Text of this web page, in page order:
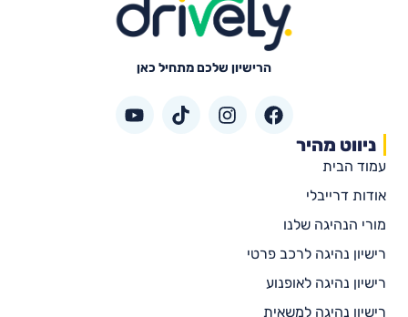
הרישיון שלכם מתחיל כאן
ניווט מהיר
עמוד הבית
אודות דרייבלי
מורי הנהיגה שלנו
רישיון נהיגה לרכב פרטי
רישיון נהיגה לאופנוע
רישיון נהיגה למשאית